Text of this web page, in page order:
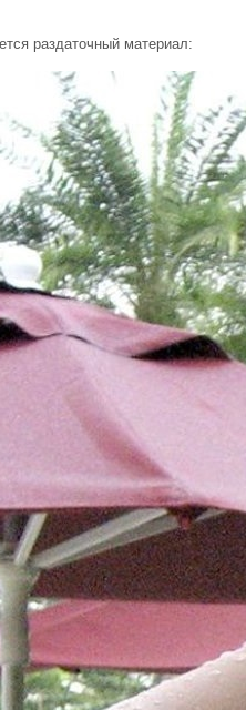
раздаточный материал: